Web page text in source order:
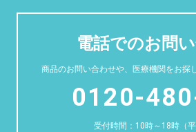
電話でのお問
商品のお問い合わせや、医療機関をお探
0120-
受付時間：10時～18時（平